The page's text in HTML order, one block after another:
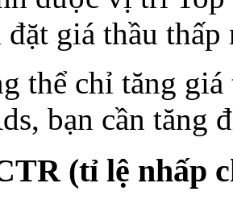
giá thầu thấp
thể chỉ tăng
bạn cần tăng
(tỉ lệ nhấp